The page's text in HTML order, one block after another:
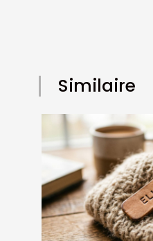
Similaire